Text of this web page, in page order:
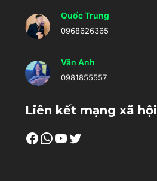
Quốc Trung
0968626365
Vân Anh
0981855557
Liên kết mạng xã hội
Facebook WhatsApp Youtube Twitter